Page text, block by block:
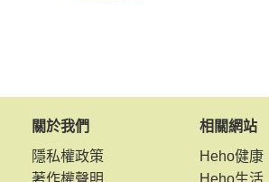
關於我們
隱私權政策
著作權聲明
相關網站
Heho健康
Heho生活